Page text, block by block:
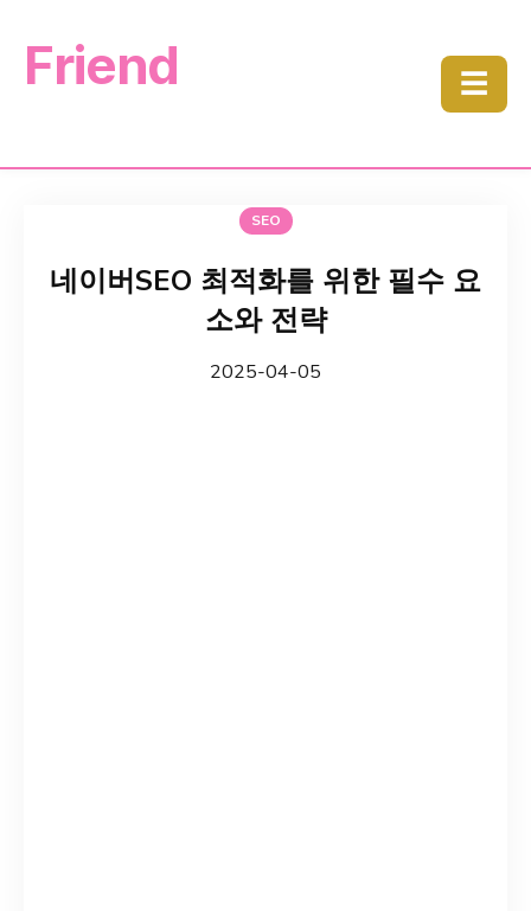
Friend ☰
SEO
네이버SEO 최적화를 위한 필수 요
소와 전략
2025-04-05